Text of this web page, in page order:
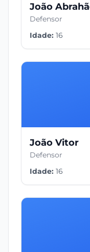
João
Defensor
Idade: 16
João Vitor
Defensor
Idade: 16